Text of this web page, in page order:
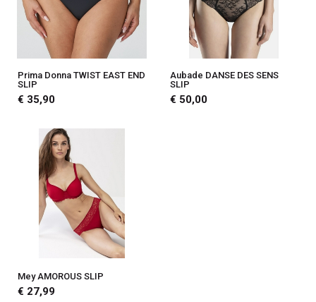
Prima Donna TWIST EAST END
SLIP
€ 35,90
Aubade DANSE DES SENS
SLIP
€ 50,00
Mey AMOROUS SLIP
€ 27,99